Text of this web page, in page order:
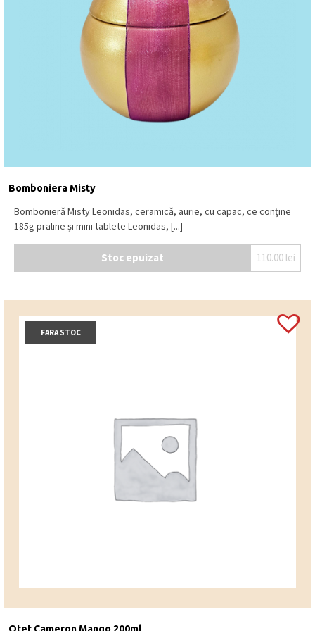
ciocolată neagră (min. 72% cacao), ciocolată
(min. 30% cacao), ciocolată albă.
Se păstrează la loc uscat și răcoros, la o
temperatură între 15⁰C – 18⁰C.Produs în Belgia
Bomboniera Misty
Bombonieră Misty Leonidas, ceramică, aurie, cu capac, ce conține
185g praline și mini tablete Leonidas, [...]
Stoc epuizat 110.00 lei
FARA STOC